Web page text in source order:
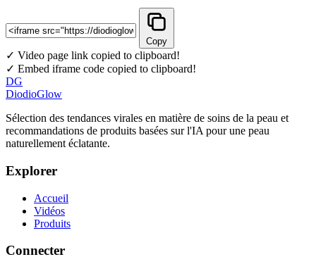
Copy
✓ Video page link copied to clipboard!
✓ Embed iframe code copied to clipboard!
DG
DiodioGlow
Sélection des tendances virales en matière de soins de la peau et
recommandations de produits basées sur l'IA pour une peau
naturellement éclatante.
Explorer
Accueil
Vidéos
Produits
Connecter